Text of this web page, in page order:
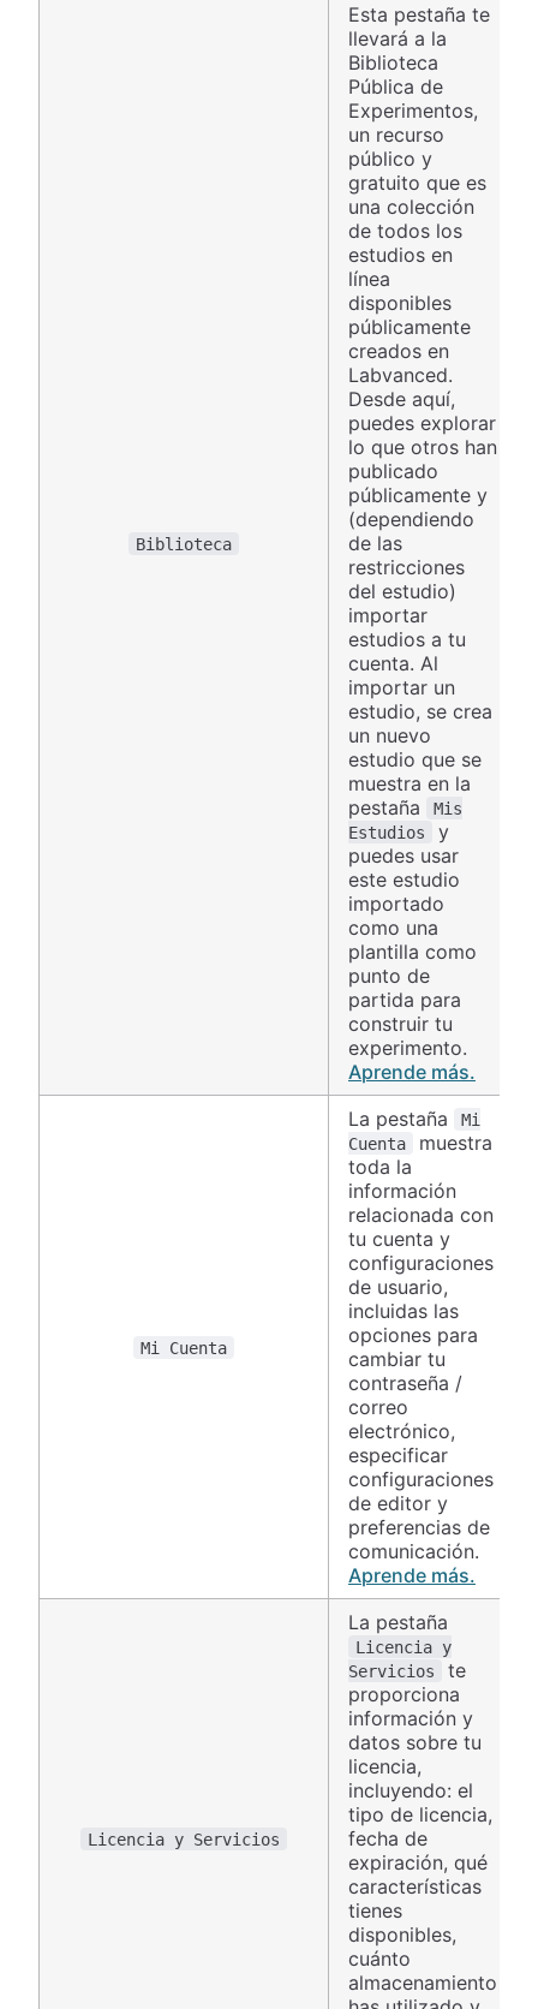
Biblioteca
Esta pestaña te
llevará a la
Biblioteca
Pública de
Experimentos,
un recurso
público y
gratuito que es
una colección
de todos los
estudios en
línea
disponibles
públicamente
creados en
Labvanced.
Desde aquí,
puedes explorar
lo que otros han
publicado
públicamente y
(dependiendo
de las
restricciones
del estudio)
importar
estudios a tu
cuenta. Al
importar un
estudio, se crea
un nuevo
estudio que se
muestra en la
pestaña
Mis
Estudios
y
puedes usar
este estudio
importado
como una
plantilla como
punto de
partida para
construir tu
experimento.
Aprende más.
Mi Cuenta
La pestaña
Mi
Cuenta
muestra
toda la
información
relacionada con
tu cuenta y
configuraciones
de usuario,
incluidas las
opciones para
cambiar tu
contraseña /
correo
electrónico,
especificar
configuraciones
de editor y
preferencias de
comunicación.
Aprende más.
Licencia y Servicios
La pestaña
Licencia y
Servicios
te
proporciona
información y
datos sobre tu
licencia,
incluyendo: el
tipo de licencia,
fecha de
expiración, qué
características
tienes
disponibles,
cuánto
almacenamiento